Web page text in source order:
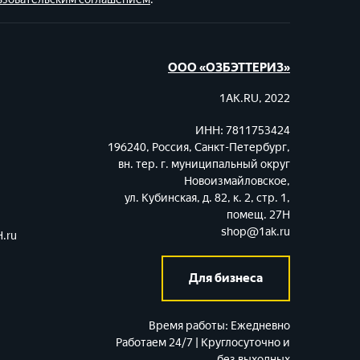
ООО «ОЗБЭТТЕРИЗ»
1AK.RU, 2022
ИНН: 7811753424
196240, Россия, Санкт-Петербург,
вн. тер. г. муниципальный округ
Новоизмайловское,
ул. Кубинская, д. 82, к. 2, стр. 1,
помещ. 27Н
shop@1ak.ru
Для бизнеса
Время работы: Ежедневно
Работаем 24/7 | Круглосуточно и